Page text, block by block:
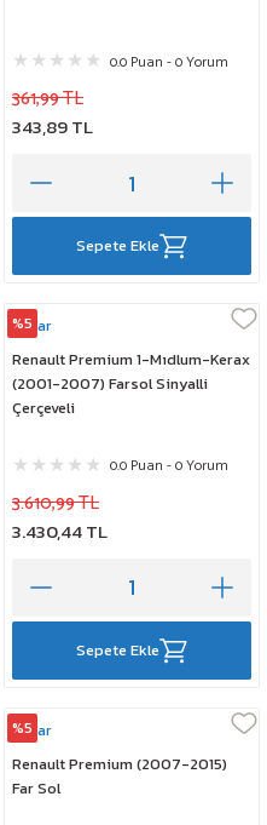
0.0 Puan - 0 Yorum
361,99 TL
343,89 TL
Sepete Ekle
%5
Ayfar
Renault Premium 1-Mıdlum-Kerax
(2001-2007) Farsol Sinyalli
Çerçeveli
0.0 Puan - 0 Yorum
3.610,99 TL
3.430,44 TL
Sepete Ekle
%5
Ayfar
Renault Premium (2007-2015)
Far Sol